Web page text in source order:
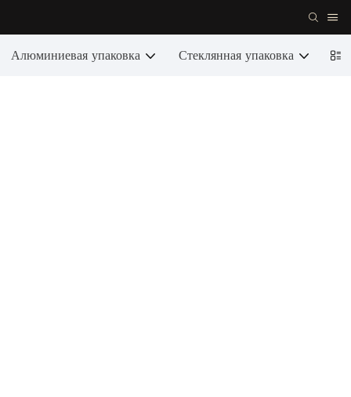
Алюминиевая упаковка Стеклянная упаковка